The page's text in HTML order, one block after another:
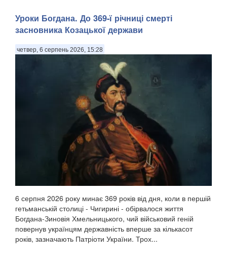
Уроки Богдана. До 369-ї річниці смерті
засновника Козацької держави
четвер, 6 серпень 2026, 15:28
6 серпня 2026 року минає 369 років від дня, коли в першій
гетьманській столиці - Чигирині - обірвалося життя
Богдана-Зиновія Хмельницького, чий військовий геній
повернув українцям державність вперше за кількасот
років, зазначають Патріоти України. Трох...